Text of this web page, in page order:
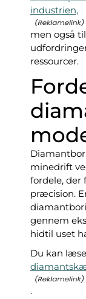
industrien,
men også
ressourcer.
minedrift
fordele, der
præcision.
gennem
hidtil uset
Du kan
.